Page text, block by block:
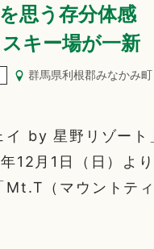
思う存分体感
キー場が一新
群馬県利根郡みなかみ町
イ by 星野リゾー
12月1日（日）よ
Mt.T（マウントテ